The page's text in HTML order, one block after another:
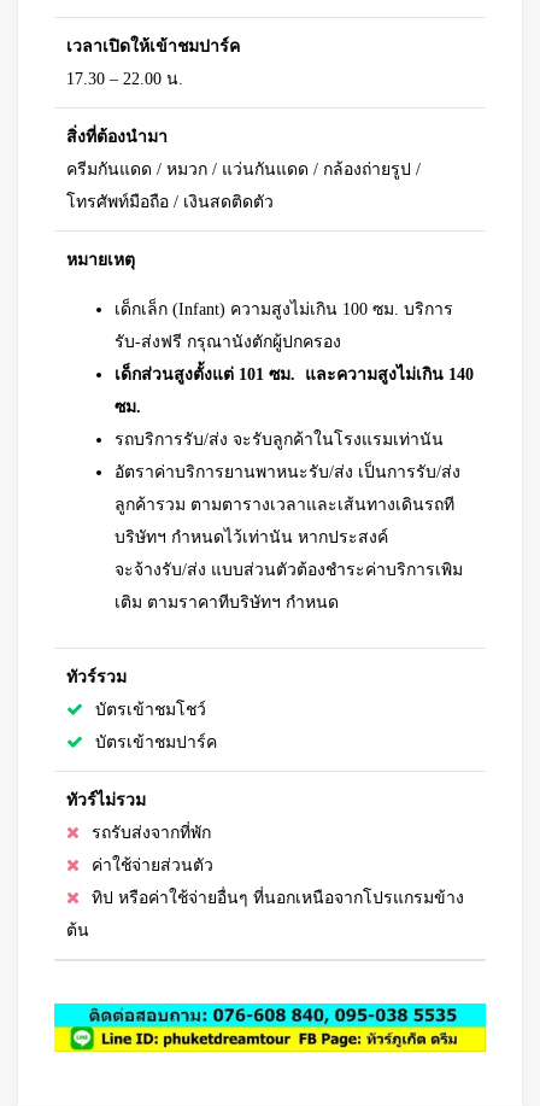
เวลาเปิดให้เข้าชมปาร์ค
17.30 – 22.00 น.
สิ่งที่ต้องนำมา
ครีมกันแดด / หมวก / แว่นกันแดด / กล้องถ่ายรูป /
โทรศัพท์มือถือ / เงินสดติดตัว
หมายเหตุ
เด็กเล็ก (Infant) ความสูงไม่เกิน 100 ซม. บริการ
รับ-ส่งฟรี กรุณานังตักผู้ปกครอง
เด็กส่วนสูงตั้งแต่ 101 ซม. และความสูงไม่เกิน 140
ซม.
รถบริการรับ/ส่ง จะรับลูกค้าในโรงแรมเท่านัน
อัตราค่าบริการยานพาหนะรับ/ส่ง เป็นการรับ/ส่ง
ลูกค้ารวม ตามตารางเวลาและเส้นทางเดินรถที
บริษัทฯ กําหนดไว้เท่านัน หากประสงค์
จะจ้างรับ/ส่ง แบบส่วนตัวต้องชําระค่าบริการเพิม
เติม ตามราคาทีบริษัทฯ กําหนด
ทัวร์รวม
บัตรเข้าชมโชว์
บัตรเข้าชมปาร์ค
ทัวร์ไม่รวม
รถรับส่งจากที่พัก
ค่าใช้จ่ายส่วนตัว
ทิป หรือค่าใช้จ่ายอื่นๆ ที่นอกเหนือจากโปรแกรมข้าง
ต้น